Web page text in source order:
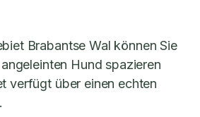
Brabantse Wal können Sie
Hund spazieren
verfügt über einen echten